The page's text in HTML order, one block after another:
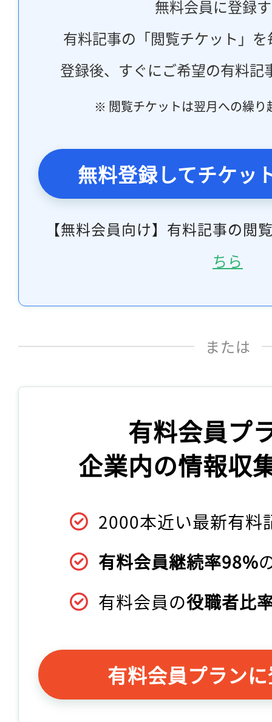
無料会員に登録
有料記事の「閲覧チケット」
登録後、すぐにご希望の有料記
※ 閲覧チケットは翌月への繰り
無料登録してチケッ
【無料会員向け】有料記事の閲
ちら
または
有料会員プ
企業内の情報収
2000本近い最新有料
有料会員継続率98%
有料会員の役職者比
有料会員プラン